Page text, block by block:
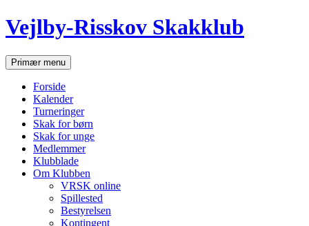
Hop
til
Vejlby-Risskov Skakklub
SøgPrimær menu
Forside
Kalender
Turneringer
Skak for børn
Skak for unge
Medlemmer
Klubblade
Om Klubben
VRSK online
Spillested
Bestyrelsen
Kontingent